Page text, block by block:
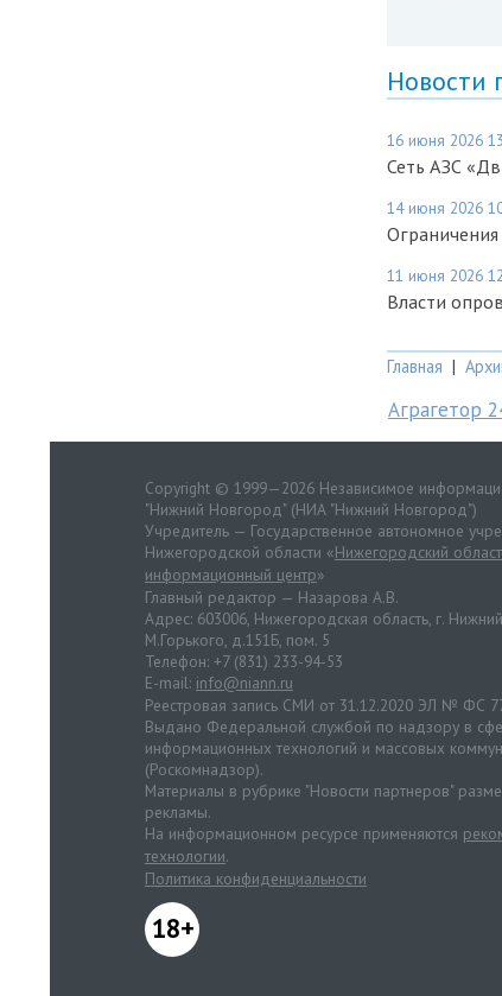
Новости
16 июня 2026
Сеть АЗС
14 июня 2026
11 июня 2026
Власти
Главная |
Аграгетор
Copyright © 1999—2026 Независимое
"Нижний Новгород" (НИА "Нижний Новгород")
Учредитель — Государственное автономное
Нижегородской области «Нижегородский
информационный центр»
Главный редактор — Назарова А.В.
Адрес: 603006, Нижегородская область, г.
М.Горького, д.151Б, пом. 5
Телефон: +7 (831) 233-94-53
E-mail: info@niann.ru
Реестровая запись СМИ от 31.12.2020 ЭЛ № ФС
Выдано Федеральной службой по надзору в
информационных технологий и массовых
(Роскомнадзор).
Материалы в рубрике "Новости партнеров"
рекламы.
На информационном ресурсе применяются
технологии.
Политика конфиденциальности
18+